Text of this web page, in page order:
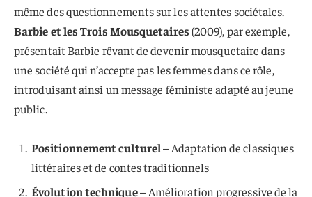
même des questionnements sur les attentes sociétales.
Barbie et les Trois Mousquetaires(2009), par exemple,
présentait Barbie rêvant de devenir mousquetaire dans
une société qui n’accepte pas les femmes dans ce rôle,
introduisant ainsi un message féministe adapté au jeune
public.
Positionnement culturel– Adaptation de classiques
littéraires et de contes traditionnels
Évolution technique– Amélioration progressive de la